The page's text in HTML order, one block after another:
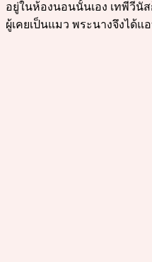
อยู่ในห้องนอนนั้นเอง เทพีวีนั
ผู้เคยเป็นแมว พระนางจึงได้